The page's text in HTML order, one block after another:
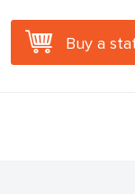
Buy a